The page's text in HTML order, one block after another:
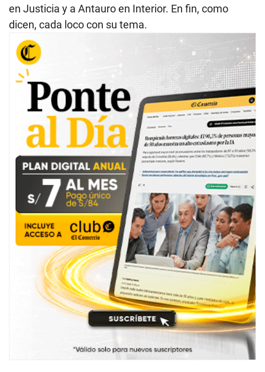
en Justicia y a Antauro en Interior. En fin, como
dicen, cada loco con su tema.